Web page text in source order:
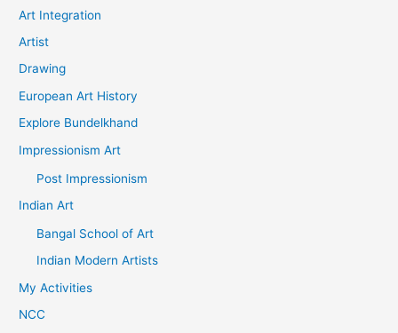
Art Integration
Artist
Drawing
European Art History
Explore Bundelkhand
Impressionism Art
Post Impressionism
Indian Art
Bangal School of Art
Indian Modern Artists
My Activities
NCC